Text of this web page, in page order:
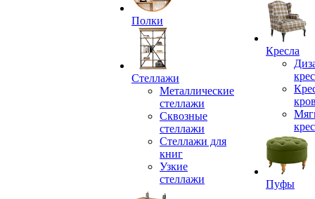
Полки
Стеллажи
Металлические
стеллажи
Сквозные
стеллажи
Стеллажи для
книг
Узкие
стеллажи
Кресла
Пуфы